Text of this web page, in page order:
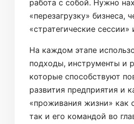
работа с собой. Нужно
«перезагрузку» бизнеса,
«стратегические
На каждом этапе
подходы, инструменты и
которые способствуют
развития предприятия и
«проживания жизни» как
так и его командой во